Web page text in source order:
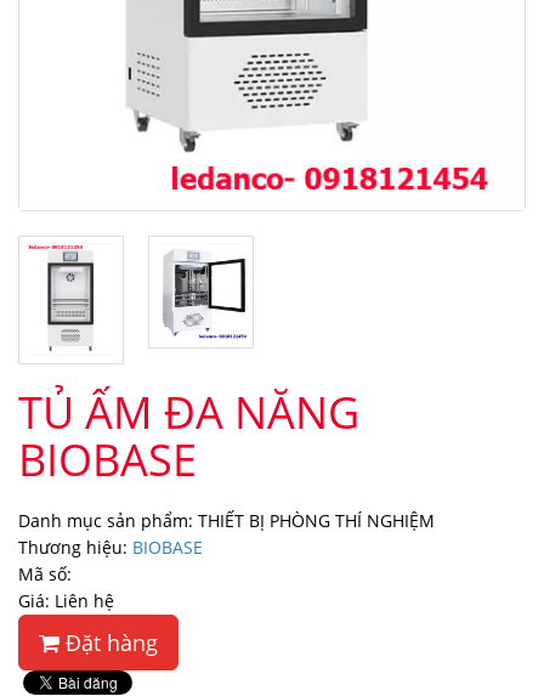
TỦ ẤM ĐA NĂNG
BIOBASE
Danh mục sản phẩm: THIẾT BỊ PHÒNG THÍ NGHIỆM
Thương hiệu: BIOBASE
Mã số:
Giá: Liên hệ
Đặt hàng